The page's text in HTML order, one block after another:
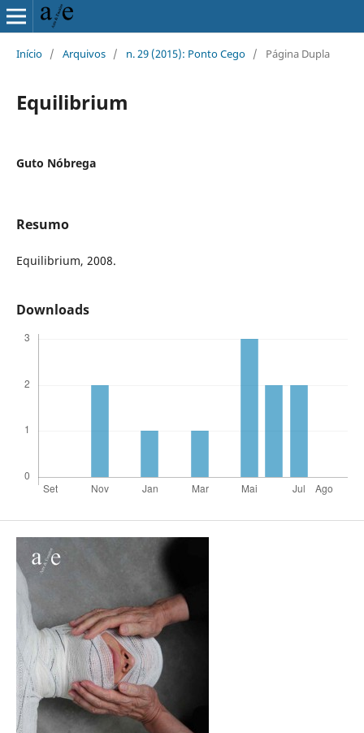
Início / Arquivos / n. 29 (2015): Ponto Cego / Página Dupla
Equilibrium
Guto Nóbrega
Resumo
Equilibrium, 2008.
Downloads